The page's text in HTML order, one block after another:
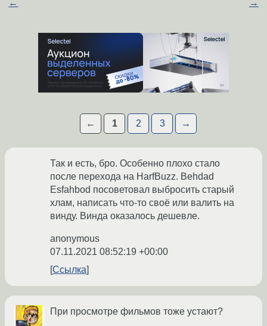
← →
← 1 2 3 →
Так и есть, бро. Особенно плохо стало
после перехода на HarfBuzz. Behdad
Esfahbod посоветовал выбросить старый
хлам, написать что-то своё или валить на
винду. Винда оказалось дешевле.
anonymous
07.11.2021 08:52:19 +00:00
Ссылка
При просмотре фильмов тоже устают?